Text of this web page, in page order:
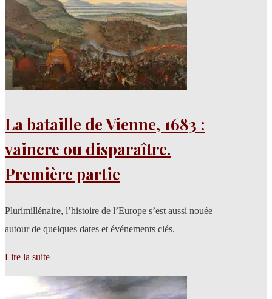
La bataille de Vienne, 1683 :
vaincre ou disparaître.
Première partie
Plurimillénaire, l’histoire de l’Europe s’est aussi nouée
autour de quelques dates et événements clés.
Lire la suite